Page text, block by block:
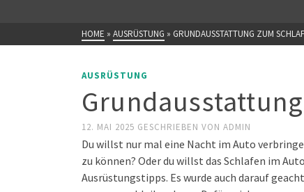
HOME » AUSRÜSTUNG » GRUNDAUSSTATTUNG ZUM
AUSRÜSTUNG
12. MAI 2025 GESCHRIEBEN VON ADMIN
Du willst nur mal eine Nacht im Auto
zu können? Oder du willst das Schlafen im
Ausrüstungstipps. Es wurde auch darauf